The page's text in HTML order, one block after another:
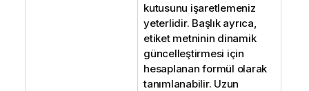
kutusunu işaretlemeniz
yeterlidir. Başlık ayrıca,
etiket metninin dinamik
güncelleştirmesi için
hesaplanan formül olarak
tanımlanabilir. Uzun